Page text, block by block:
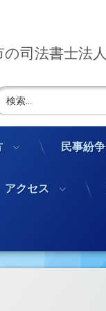
司法書士法人
民事紛争
アクセス